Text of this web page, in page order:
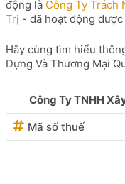
động là Công Ty Trách
Trị - đã hoạt động
Hãy cùng tìm hiểu
Dựng Và Thương Mại
Công Ty TNHH
Mã số thuế